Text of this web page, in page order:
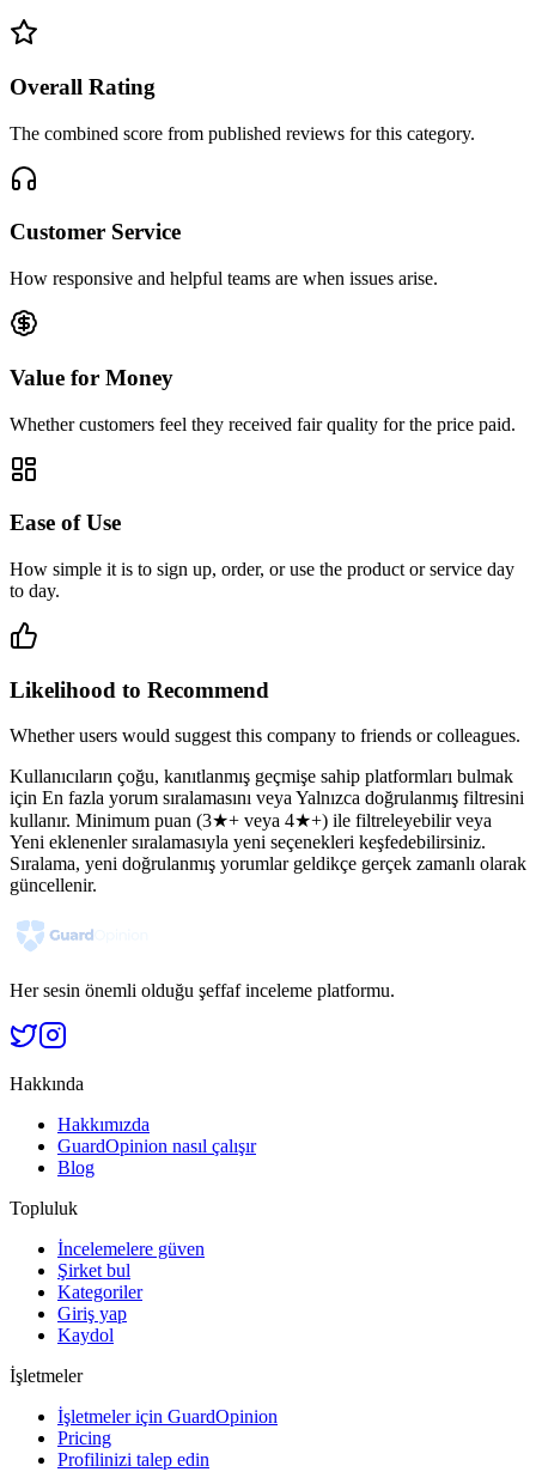
Overall Rating
The combined score from published reviews for this category.
Customer Service
How responsive and helpful teams are when issues arise.
Value for Money
Whether customers feel they received fair quality for the price paid.
Ease of Use
How simple it is to sign up, order, or use the product or service day
to day.
Likelihood to Recommend
Whether users would suggest this company to friends or colleagues.
Kullanıcıların çoğu, kanıtlanmış geçmişe sahip platformları bulmak
için En fazla yorum sıralamasını veya Yalnızca doğrulanmış filtresini
kullanır. Minimum puan (3★+ veya 4★+) ile filtreleyebilir veya
Yeni eklenenler sıralamasıyla yeni seçenekleri keşfedebilirsiniz.
Sıralama, yeni doğrulanmış yorumlar geldikçe gerçek zamanlı olarak
güncellenir.
Her sesin önemli olduğu şeffaf inceleme platformu.
Hakkında
Hakkımızda
GuardOpinion nasıl çalışır
Blog
Topluluk
İncelemelere güven
Şirket bul
Kategoriler
Giriş yap
Kaydol
İşletmeler
İşletmeler için GuardOpinion
Pricing
Profilinizi talep edin